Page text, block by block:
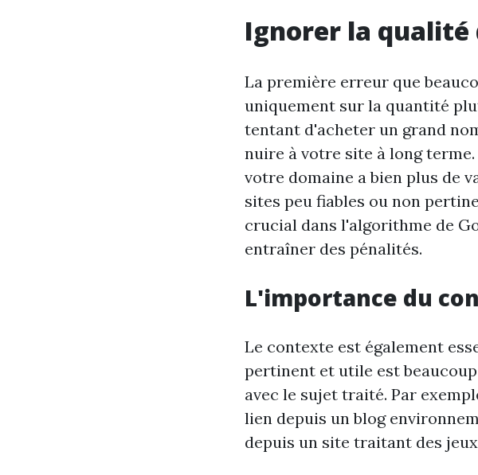
Ignorer la qualité
La première erreur que
uniquement sur la quantité
tentant d'acheter un grand
nuire à votre site à long
votre domaine a bien plus de
sites peu fiables ou non
crucial dans l'algorithme de
entraîner des pénalités.
L'importance du
Le contexte est également
pertinent et utile est
avec le sujet traité. Par
lien depuis un blog
depuis un site traitant des